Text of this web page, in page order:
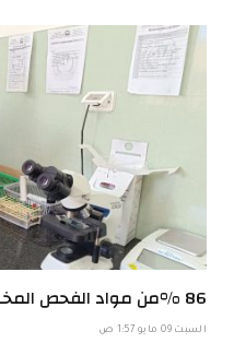
86 %من مواد الفحص المخبري في غزة باتت خارج الخدمة
السبت 09 مايو 1:57 ص